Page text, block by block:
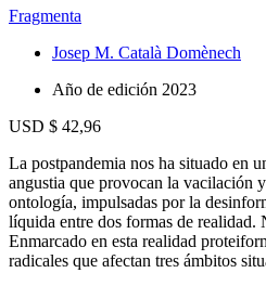
Fragmenta
Josep M. Català Domènech
Año de edición 2023
USD $ 42,96
La postpandemia nos ha situado en
angustia que provocan la vacilación
ontología, impulsadas por la
líquida entre dos formas de realidad.
Enmarcado en esta realidad
radicales que afectan tres ámbitos